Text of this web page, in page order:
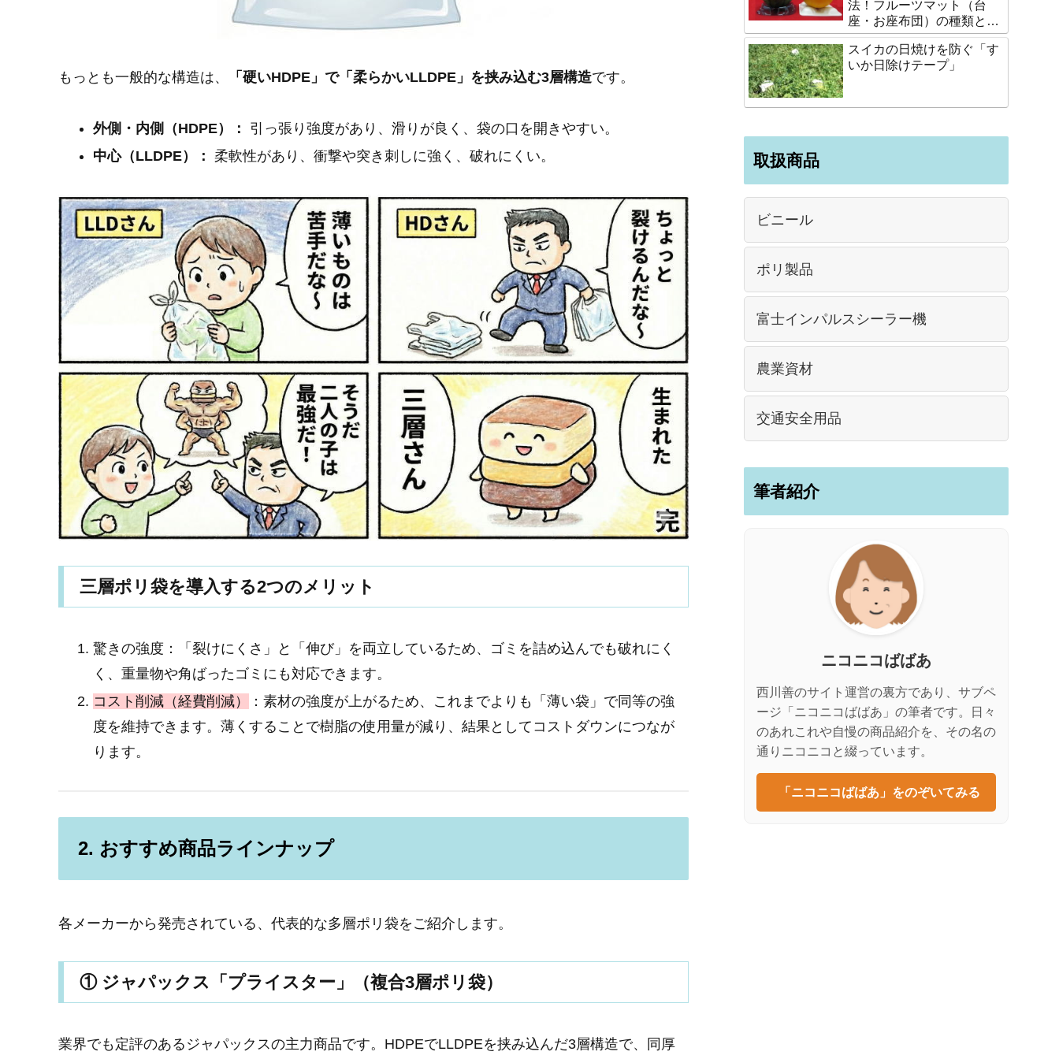
もっとも一般的な構造は、 「硬いHDPE」で「柔らかいLLDPE」を挟み込む3層構造です。
外側・内側（HDPE）：
引っ張り強度があり、滑りが良く、袋の口を開きやすい。
中心（LLDPE）： 柔軟性があり、衝撃や突き刺しに強く、破れにくい。
三層ポリ袋を導入する2つのメリット
驚きの強度：「裂けにくさ」と「伸び」を両立しているため、ゴミを詰め込んでも破れにく
く、重量物や角ばったゴミにも対応できます。
コスト削減（経費削減）
：素材の強度が上がるため、これまでよりも「薄い袋」で同等の強
度を維持できます。薄くすることで樹脂の使用量が減り、結果としてコストダウンにつなが
ります。
2. おすすめ商品ラインナップ
各メーカーから発売されている、代表的な多層ポリ袋をご紹介します。
① ジャパックス「プライスター」（複合3層ポリ袋）
業界でも定評のあるジャパックスの主力商品です。HDPEでLLDPEを挟み込んだ3層構造で、同厚
法！フルーツマット（台
座・お座布団）の種類と選
び方
スイカの日焼けを防ぐ「す
いか日除けテープ」
取扱商品
ビニール
ポリ製品
富士インパルスシーラー機
農業資材
交通安全用品
筆者紹介
ニコニコばばあ
西川善のサイト運営の裏方であり、サブペ
ージ「ニコニコばばあ」の筆者です。日々
のあれこれや自慢の商品紹介を、その名の
通りニコニコと綴っています。
「ニコニコばばあ」をのぞいてみる